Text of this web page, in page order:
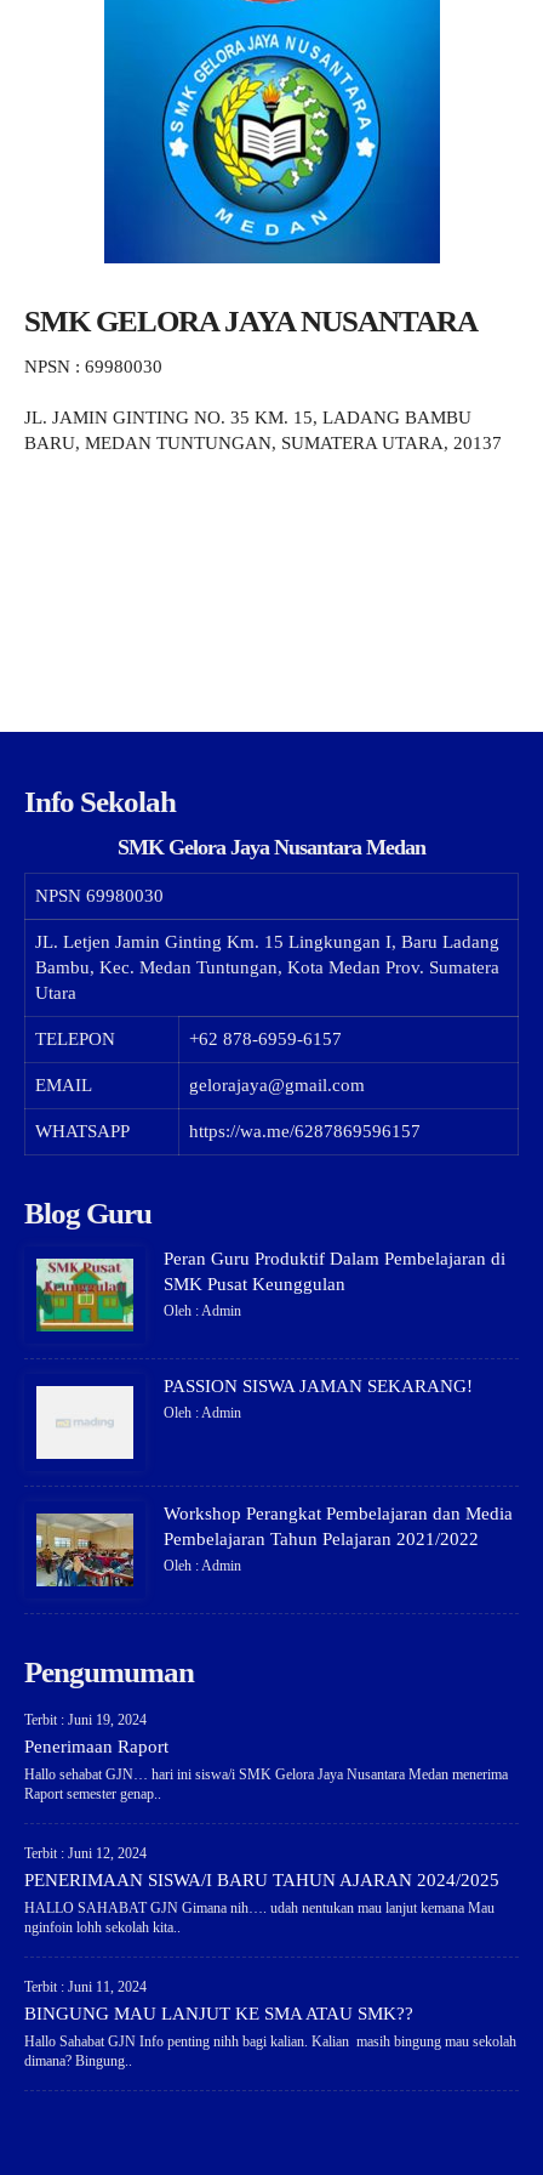
SMK GELORA JAYA NUSANTARA
NPSN : 69980030
JL. JAMIN GINTING NO. 35 KM. 15, LADANG BAMBU
BARU, MEDAN TUNTUNGAN, SUMATERA UTARA, 20137
Info Sekolah
SMK Gelora Jaya Nusantara Medan
NPSN 69980030
JL. Letjen Jamin Ginting Km. 15 Lingkungan I, Baru Ladang
Bambu, Kec. Medan Tuntungan, Kota Medan Prov. Sumatera
Utara
TELEPON +62 878-6959-6157
EMAIL gelorajaya@gmail.com
WHATSAPP https://wa.me/6287869596157
Blog Guru
Peran Guru Produktif Dalam Pembelajaran di
SMK Pusat Keunggulan
Oleh : Admin
PASSION SISWA JAMAN SEKARANG!
Oleh : Admin
Workshop Perangkat Pembelajaran dan Media
Pembelajaran Tahun Pelajaran 2021/2022
Oleh : Admin
Pengumuman
Terbit : Juni 19, 2024
Penerimaan Raport
Hallo sehabat GJN… hari ini siswa/i SMK Gelora Jaya Nusantara Medan menerima
Raport semester genap..
Terbit : Juni 12, 2024
PENERIMAAN SISWA/I BARU TAHUN AJARAN 2024/2025
HALLO SAHABAT GJN Gimana nih…. udah nentukan mau lanjut kemana Mau
nginfoin lohh sekolah kita..
Terbit : Juni 11, 2024
BINGUNG MAU LANJUT KE SMA ATAU SMK??
Hallo Sahabat GJN Info penting nihh bagi kalian. Kalian masih bingung mau sekolah
dimana? Bingung..